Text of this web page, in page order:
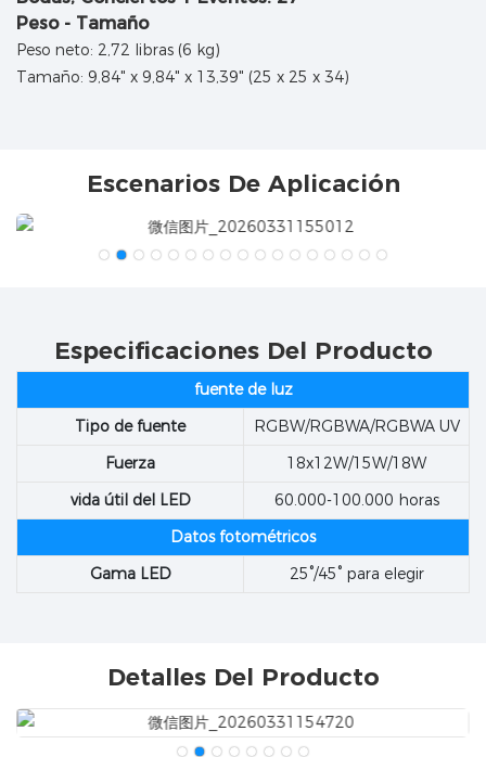
Peso - Tamaño
Peso neto: 2,72 libras (6 kg)
Tamaño: 9,84" x 9,84" x 13,39" (25 x 25 x 34)
Escenarios De Aplicación
Especificaciones Del Producto
fuente de luz
Tipo de fuente
RGBW/RGBWA/RGBWA UV
Fuerza
18x12W/15W/18W
vida útil del LED
60.000-100.000 horas
Datos fotométricos
Gama LED
25°/45° para elegir
Detalles Del Producto